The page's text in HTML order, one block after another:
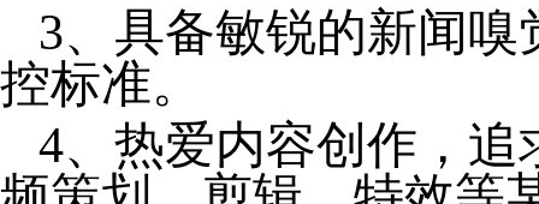
3、具备敏锐的新闻
控标准。
4、热爱内容创作，